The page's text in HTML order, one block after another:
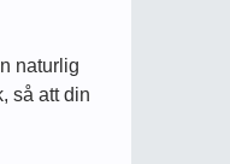
naturlig
så att din